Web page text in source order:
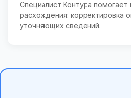
Специалист Контура помогает
расхождения: корректировка
уточняющих сведений.